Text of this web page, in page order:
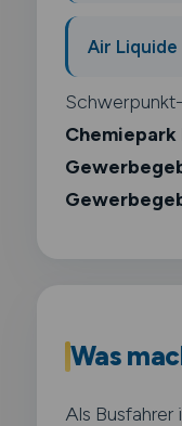
Air Liquide
Chemiepark
Was
Als Busfahrer